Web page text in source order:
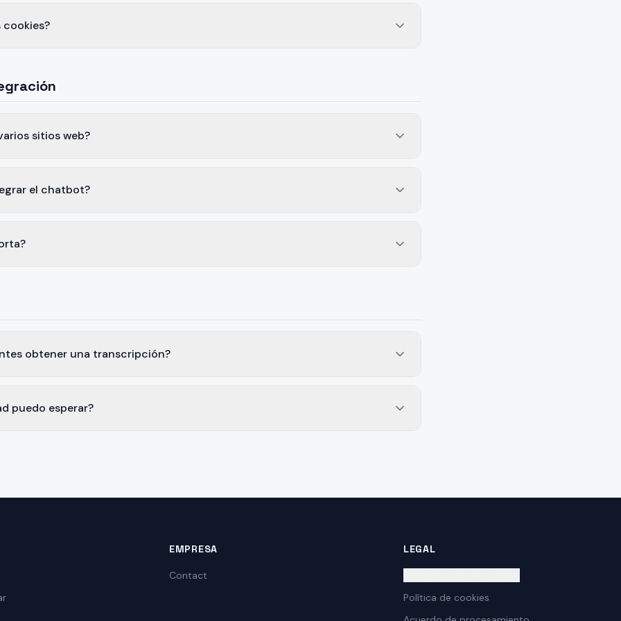
cookies?
sitios web?
el chatbot?
obtener una transcripción?
puedo esperar?
EMPRESA
Contact
LEGAL
Política de cookies